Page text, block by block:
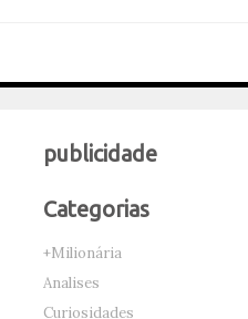
publicidade
Categorias
+Milionária
Analises
Curiosidades